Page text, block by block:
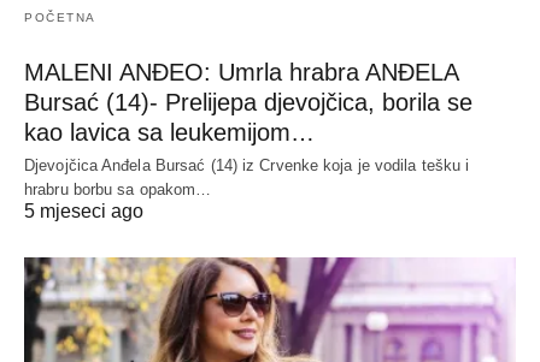
POČETNA
MALENI ANĐEO: Umrla hrabra ANĐELA
Bursać (14)- Prelijepa djevojčica, borila se
kao lavica sa leukemijom…
Djevojčica Anđela Bursać (14) iz Crvenke koja je vodila tešku i
hrabru borbu sa opakom…
5 mjeseci ago